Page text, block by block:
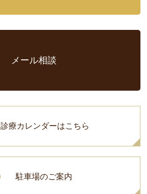
メール相談
診療カレンダーはこちら
駐車場のご案内